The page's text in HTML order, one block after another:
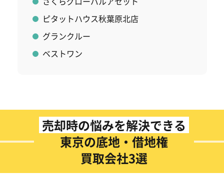
ピタットハウス秋葉原北店
グランクルー
ベストワン
売却時の悩みを解決できる
東京の底地・借地権
買取会社3選